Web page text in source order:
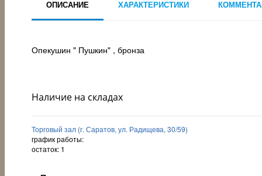
ОПИСАНИЕ ХАРАКТЕРИСТИКИ
Опекушин " Пушкин" , бронза
Наличие на складах
Торговый зал (г. Саратов, ул. Радищева, 30/59)
график работы:
остаток: 1